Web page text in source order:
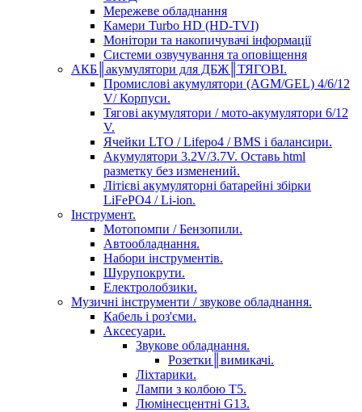
Мережеве обладнання
Камери Turbo HD (HD-TVI)
Монітори та накопичувачі інформації
Системи озвучування та оповіщення
АКБ║акумулятори для ДБЖ║ТЯГОВІ.
Промислові акумулятори (AGM/GEL) 4/6/12
V/ Корпуси.
Тягові акумулятори / мото-акумулятори 6/12
V.
Ячейки LTO / Lifepo4 / BMS і балансири.
Акумулятори 3.2V/3.7V. Оставь html
разметку без изменений.
Літієві акумуляторні батарейні збірки
LiFePO4 / Li-ion.
Інструмент.
Мотопомпи / Бензопили.
Автообладнання.
Набори інструментів.
Шурупокрути.
Електролобзики.
Музичні інструменти / звукове обладнання.
Кабель і роз'єми.
Аксесуари.
Звукове обладнання.
Розетки║вимикачі.
Ліхтарики.
Лампи з колбою Т5.
Люмінесцентні G13.